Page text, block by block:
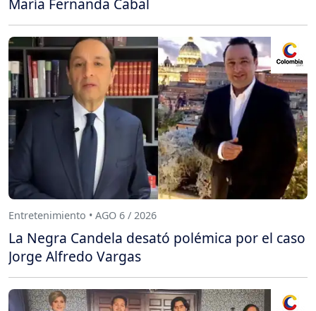
Entretenimiento • AGO 6 / 2026
La Negra Candela desató polémica por el caso
Jorge Alfredo Vargas